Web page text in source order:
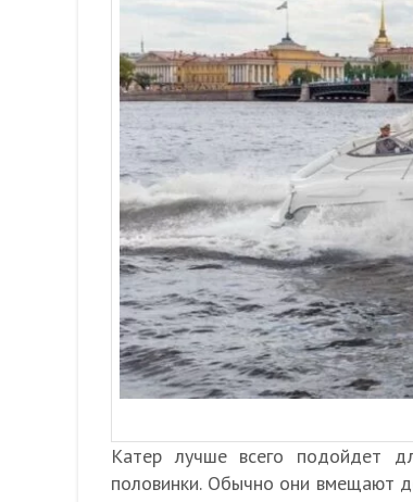
Катер лучше всего подойдет
половинки. Обычно они вмещают